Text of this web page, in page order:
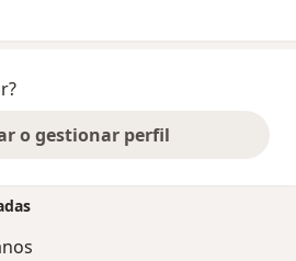
o gestionar perfil